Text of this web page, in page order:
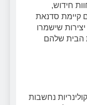
חידוש,
קיימת סדנאת
שישמרו
הבית שלהם
נחשבות